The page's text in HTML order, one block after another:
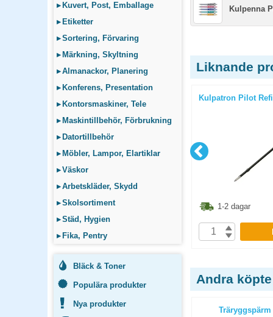
▸ Kuvert, Post, Emballage
▸ Etiketter
▸Sortering, Förvaring
▸ Märkning, Skyltning
▸Almanackor, Planering
▸ Konferens, Presentation
▸ Kontorsmaskiner, Tele
▸ Maskintillbehör, Förbrukning
▸ Datortillbehör
▸ Möbler, Lampor, Elartiklar
▸Väskor
▸Arbetskläder, Skydd
▸Skolsortiment
▸Städ, Hygien
▸ Fika, Pentry
Bläck & Toner
Populära produkter
Nya produkter
Kulpenna
Liknande
Medium blå
1-2 dagar
Kulpatron Pilot
1-2 dagar
Andra
Träryggspärm A4 röd